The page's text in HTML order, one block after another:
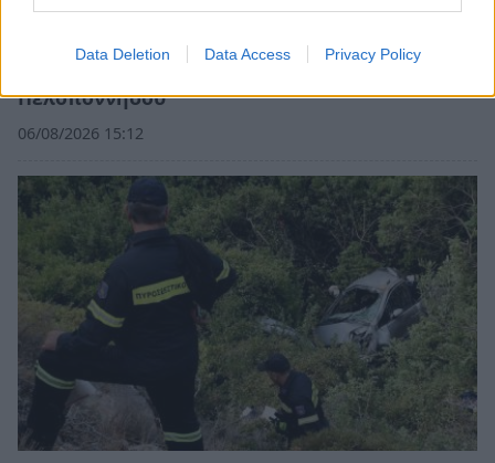
Data Deletion Data Access Privacy Policy
Πελοποννήσου
06/08/2026 15:12